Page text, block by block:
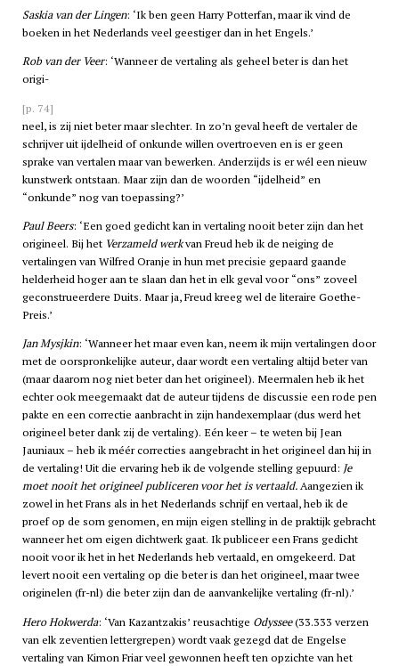
Saskia van der Lingen: ‘Ik ben geen Harry Potterfan, maar ik vind de
boeken in het Nederlands veel geestiger dan in het Engels.’
Rob van der Veer: ‘Wanneer de vertaling als geheel beter is dan het
origi-
[p. 74]
neel, is zij niet beter maar slechter. In zo’n geval heeft de vertaler de
schrijver uit ijdelheid of onkunde willen overtroeven en is er geen
sprake van vertalen maar van bewerken. Anderzijds is er wél een nieuw
kunstwerk ontstaan. Maar zijn dan de woorden “ijdelheid” en
“onkunde” nog van toepassing?’
Paul Beers: ‘Een goed gedicht kan in vertaling nooit beter zijn dan het
origineel. Bij het Verzameld werkvan Freud heb ik de neiging de
vertalingen van Wilfred Oranje in hun met precisie gepaard gaande
helderheid hoger aan te slaan dan het in elk geval voor “ons” zoveel
geconstrueerdere Duits. Maar ja, Freud kreeg wel de literaire Goethe-
Preis.’
Jan Mysjkin: ‘Wanneer het maar even kan, neem ik mijn vertalingen door
met de oorspronkelijke auteur, daar wordt een vertaling altijd beter van
(maar daarom nog niet beter dan het origineel). Meermalen heb ik het
echter ook meegemaakt dat de auteur tijdens de discussie een rode pen
pakte en een correctie aanbracht in zijn handexemplaar (dus werd het
origineel beter dank zij de vertaling). Eén keer – te weten bij Jean
Jauniaux – heb ik méér correcties aangebracht in het origineel dan hij in
de vertaling! Uit die ervaring heb ik de volgende stelling gepuurd: Je
moet nooit het origineel publiceren voor het is vertaald.Aangezien ik
zowel in het Frans als in het Nederlands schrijf en vertaal, heb ik de
proef op de som genomen, en mijn eigen stelling in de praktijk gebracht
wanneer het om eigen dichtwerk gaat. Ik publiceer een Frans gedicht
nooit voor ik het in het Nederlands heb vertaald, en omgekeerd. Dat
levert nooit een vertaling op die beter is dan het origineel, maar twee
originelen (fr-nl) die beter zijn dan de aanvankelijke vertaling (fr-nl).’
Hero Hokwerda: ‘Van Kazantzakis’ reusachtige Odyssee(33.333 verzen
van elk zeventien lettergrepen) wordt vaak gezegd dat de Engelse
vertaling van Kimon Friar veel gewonnen heeft ten opzichte van het